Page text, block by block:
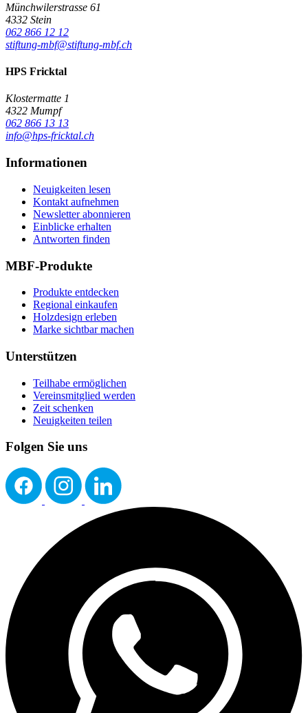
Münchwilerstrasse 61
4332 Stein
062 866 12 12
stiftung-mbf@stiftung-mbf.ch
HPS Fricktal
Klostermatte 1
4322 Mumpf
062 866 13 13
info@hps-fricktal.ch
Informationen
Neuigkeiten lesen
Kontakt aufnehmen
Newsletter abonnieren
Einblicke erhalten
Antworten finden
MBF-Produkte
Produkte entdecken
Regional einkaufen
Holzdesign erleben
Marke sichtbar machen
Unterstützen
Teilhabe ermöglichen
Vereinsmitglied werden
Zeit schenken
Neuigkeiten teilen
Folgen Sie uns